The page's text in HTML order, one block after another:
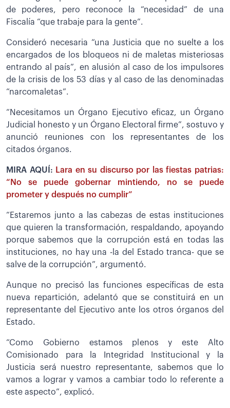
de poderes, pero reconoce la “necesidad” de una
Fiscalía “que trabaje para la gente”.
Consideró necesaria “una Justicia que no suelte a los
encargados de los bloqueos ni de maletas misteriosas
entrando al país”, en alusión al caso de los impulsores
de la crisis de los 53 días y al caso de las denominadas
“narcomaletas”.
“Necesitamos un Órgano Ejecutivo eficaz, un Órgano
Judicial honesto y un Órgano Electoral firme”, sostuvo y
anunció reuniones con los representantes de los
citados órganos.
MIRA AQUÍ: Lara en su discurso por las fiestas patrias:
“No se puede gobernar mintiendo, no se puede
prometer y después no cumplir”
“Estaremos junto a las cabezas de estas instituciones
que quieren la transformación, respaldando, apoyando
porque sabemos que la corrupción está en todas las
instituciones, no hay una -la del Estado tranca- que se
salve de la corrupción”, argumentó.
Aunque no precisó las funciones específicas de esta
nueva repartición, adelantó que se constituirá en un
representante del Ejecutivo ante los otros órganos del
Estado.
“Como Gobierno estamos plenos y este Alto
Comisionado para la Integridad Institucional y la
Justicia será nuestro representante, sabemos que lo
vamos a lograr y vamos a cambiar todo lo referente a
este aspecto”, explicó.